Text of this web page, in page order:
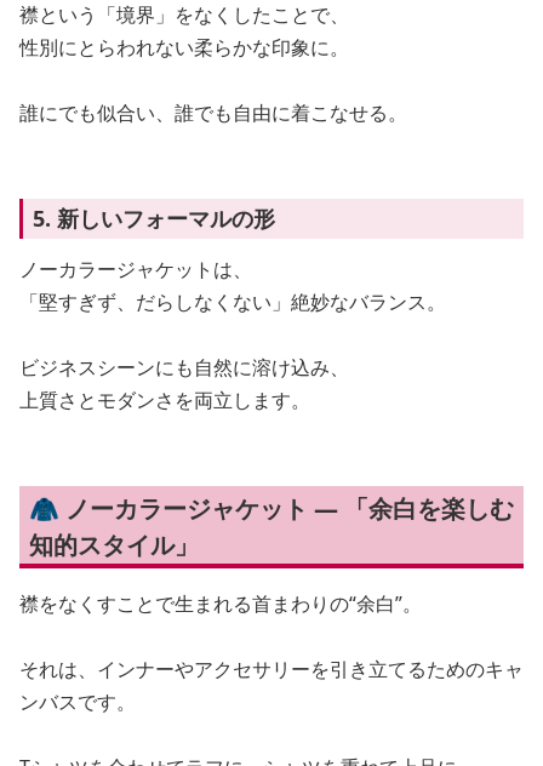
襟という「境界」をなくしたことで、
性別にとらわれない柔らかな印象に。
誰にでも似合い、誰でも自由に着こなせる。
5. 新しいフォーマルの形
ノーカラージャケットは、
「堅すぎず、だらしなくない」絶妙なバランス。
ビジネスシーンにも自然に溶け込み、
上質さとモダンさを両立します。
🧥 ノーカラージャケット — 「余白を楽しむ
知的スタイル」
襟をなくすことで生まれる首まわりの“余白”。
それは、インナーやアクセサリーを引き立てるためのキャ
ンバスです。